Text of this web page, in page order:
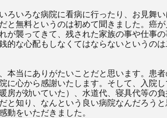
ろいろな病院に看病に行ったり、お見舞
と無料というのは初めて聞きました。癌
が襲ってきて、残された家族の事や仕事
的な心配もしなくてはならないというの
本当にありがたいことだと思います。患
に心から感謝いたします。そして、入院
房が効いていた）、水道代、寝具代等の
と知り、なんという良い病院なんだろう
動をいただきました。